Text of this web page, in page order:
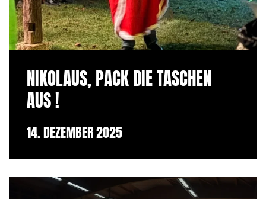
NIKOLAUS, PACK DIE TASCHEN
AUS !
14. DEZEMBER 2025